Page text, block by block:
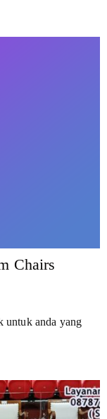
Chairs
untuk anda yang